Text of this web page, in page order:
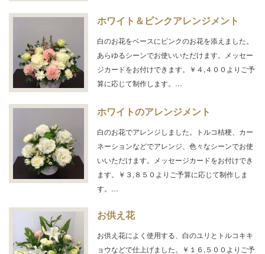
ホワイト＆ピンクアレンジメント
白のお花をベースにピンクのお花を添えました。
あらゆるシーンでお使いいただけます。メッセー
ジカードをお付けできます。￥４,４００よりご予
算に応じて制作します。…
ホワイトのアレンジメント
白のお花でアレンジしました。トルコ桔梗、カー
ネーションなどでアレンジ、色々なシーンでお使
いいただけます。メッセージカードをお付けでき
ます。￥３,８５０よりご予算に応じて制作しま
す。…
お供え花
お供え花によく使用する、白のユリとトルコキキ
ョウなどで仕上げました。￥１６,５００よりご予